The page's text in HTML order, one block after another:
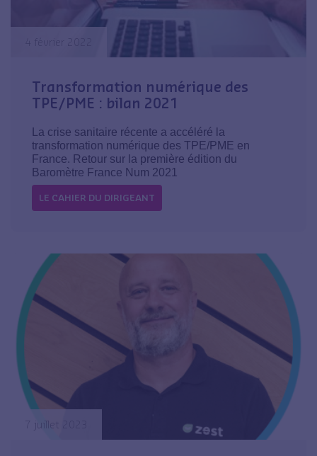
Transformation numérique des
TPE/PME : bilan 2021
La crise sanitaire récente a accéléré la
transformation numérique des TPE/PME en
France. Retour sur la première édition du
Baromètre France Num 2021
LE CAHIER DU DIRIGEANT
7 juillet 2023